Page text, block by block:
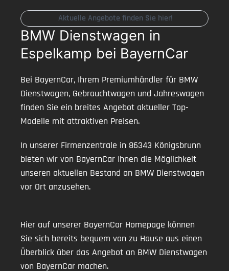
Aktuelle Angebote finden Sie hier!
BMW Dienstwagen in
Espelkamp bei BayernCar
Bei BayernCar, Ihrem Premiumhändler für BMW
Dienstwagen, Gebrauchtwagen und Jahreswagen
finden Sie ein breites Angebot aktueller Top-
Modelle mit attraktiven Preisen.
In unserer Firmenzentrale in 86343 Königsbrunn
bieten wir von BayernCar Ihnen die Möglichkeit
unseren aktuellen Bestand an BMW Dienstwagen
vor Ort anzusehen.
Hier auf unserer BayernCar Homepage können
Sie sich bereits bequem von zu Hause aus einen
Überblick über das Angebot an BMW Dienstwagen
von BayernCar machen.